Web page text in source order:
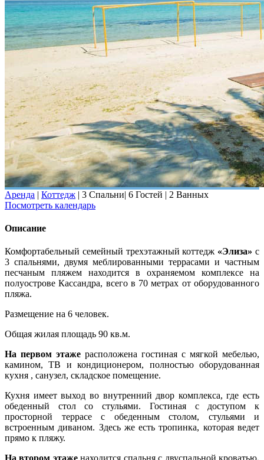
Аренда | Коттедж | 3 Спальни| 6 Гостей | 2 Ванных
Посмотреть календарь
Описание
Комфортабельный семейный трехэтажный коттедж «Элиза» с
3 спальнями, двумя меблированными террасами и частным
песчаным пляжем находится в охраняемом комплексе на
полуострове Кассандра, всего в 70 метрах от оборудованного
пляжа.
Размещение на 6 человек.
Общая жилая площадь 90 кв.м.
На первом этаже расположена гостиная с мягкой мебелью,
камином, ТВ и кондиционером, полностью оборудованная
кухня , санузел, складское помещение.
Кухня имеет выход во внутренний двор комплекса, где есть
обеденный стол со стульями. Гостиная с доступом к
просторной террасе с обеденным столом, стульями и
встроенным диваном. Здесь же есть тропинка, которая ведет
прямо к пляжу.